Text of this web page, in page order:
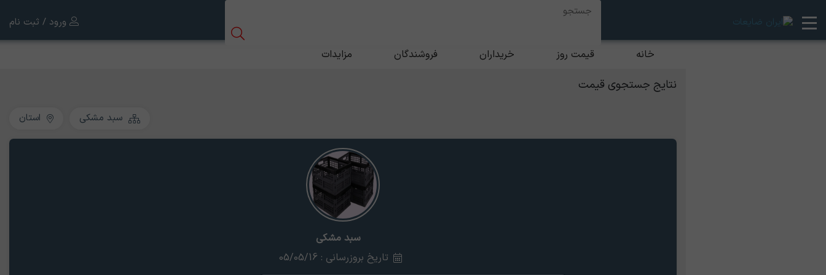
ورود / ثبت نام
خانه قیمت روز خریداران فروشندگان مزایدات
نتایج جستجوی قیمت
سبد مشکی استان
سبد مشکی
تاریخ بروزرسانی : 05/05/16